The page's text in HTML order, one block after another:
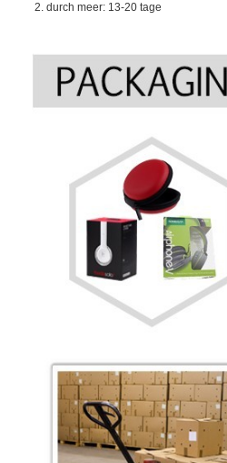
2. durch meer: 13-20 tage